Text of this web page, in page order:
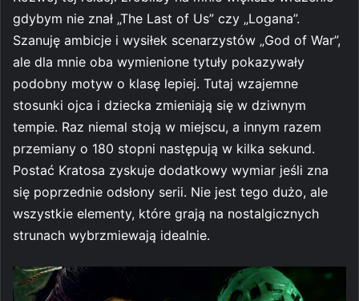
gdybym nie znał „The Last of Us” czy „Logana”.
Szanuję ambicje i wysiłek scenarzystów „God of War”,
ale dla mnie oba wymienione tytuły pokazywały
podobny motyw o klasę lepiej. Tutaj wzajemne
stosunki ojca i dziecka zmieniają się w dziwnym
tempie. Raz niemal stoją w miejscu, a innym razem
przemiany o 180 stopni następują w kilka sekund.
Postać Kratosa zyskuje dodatkowy wymiar jeśli zna
się poprzednie odsłony serii. Nie jest tego dużo, ale
wszystkie elementy, które grają na nostalgicznych
strunach wybrzmiewają idealnie.